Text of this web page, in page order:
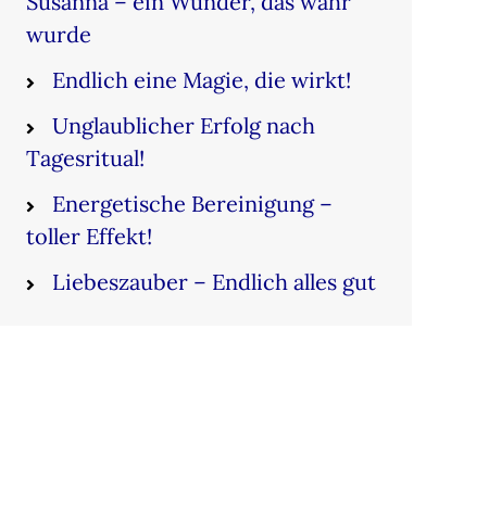
wurde
Endlich eine Magie, die wirkt!
Unglaublicher Erfolg nach
Tagesritual!
Energetische Bereinigung –
toller Effekt!
Liebeszauber – Endlich alles gut